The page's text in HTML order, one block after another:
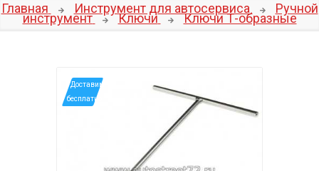
Главная Инструмент для автосервиса Ручной
инструмент Ключи Ключи Т-образные
*Доставим
бесплатно